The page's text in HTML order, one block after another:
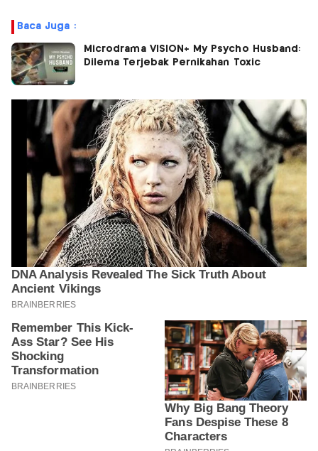
Baca Juga :
Microdrama VISION+ My Psycho Husband:
Dilema Terjebak Pernikahan Toxic